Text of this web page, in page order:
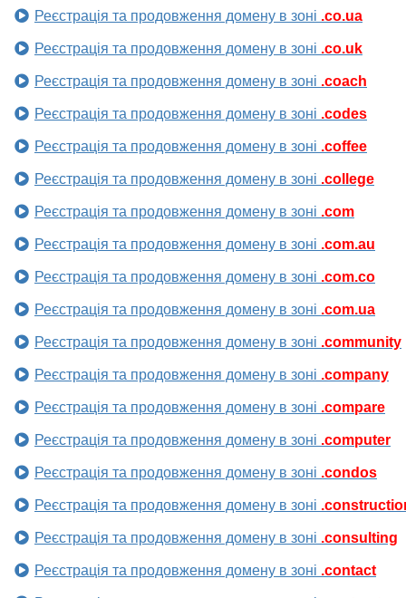
Реєстрація та продовження домену в зоні .co.ua
Реєстрація та продовження домену в зоні .co.uk
Реєстрація та продовження домену в зоні .coach
Реєстрація та продовження домену в зоні .codes
Реєстрація та продовження домену в зоні .coffee
Реєстрація та продовження домену в зоні .college
Реєстрація та продовження домену в зоні .com
Реєстрація та продовження домену в зоні .com.au
Реєстрація та продовження домену в зоні .com.co
Реєстрація та продовження домену в зоні .com.ua
Реєстрація та продовження домену в зоні .community
Реєстрація та продовження домену в зоні .company
Реєстрація та продовження домену в зоні .compare
Реєстрація та продовження домену в зоні .computer
Реєстрація та продовження домену в зоні .condos
Реєстрація та продовження домену в зоні
Реєстрація та продовження домену в зоні .consulting
Реєстрація та продовження домену в зоні .contact